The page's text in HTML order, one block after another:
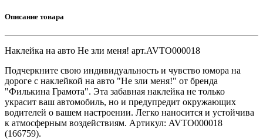
Описание товара
Наклейка на авто Не зли меня! арт.AVTO000018
Подчеркните свою индивидуальность и чувство юмора на
дороге с наклейкой на авто "Не зли меня!" от бренда
"Филькина Грамота". Эта забавная наклейка не только
украсит ваш автомобиль, но и предупредит окружающих
водителей о вашем настроении. Легко наносится и устойчива
к атмосферным воздействиям. Артикул: AVTO000018
(166759).